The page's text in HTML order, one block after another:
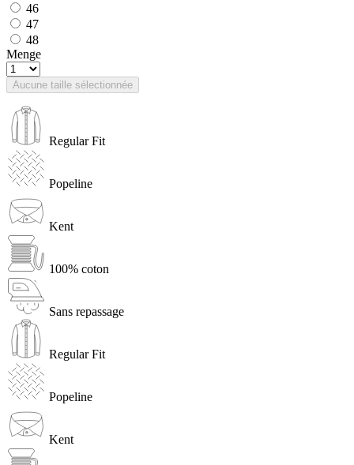
46
47
48
Menge
Aucune taille sélectionnée
Regular Fit
Popeline
Kent
100% coton
Sans repassage
Regular Fit
Popeline
Kent